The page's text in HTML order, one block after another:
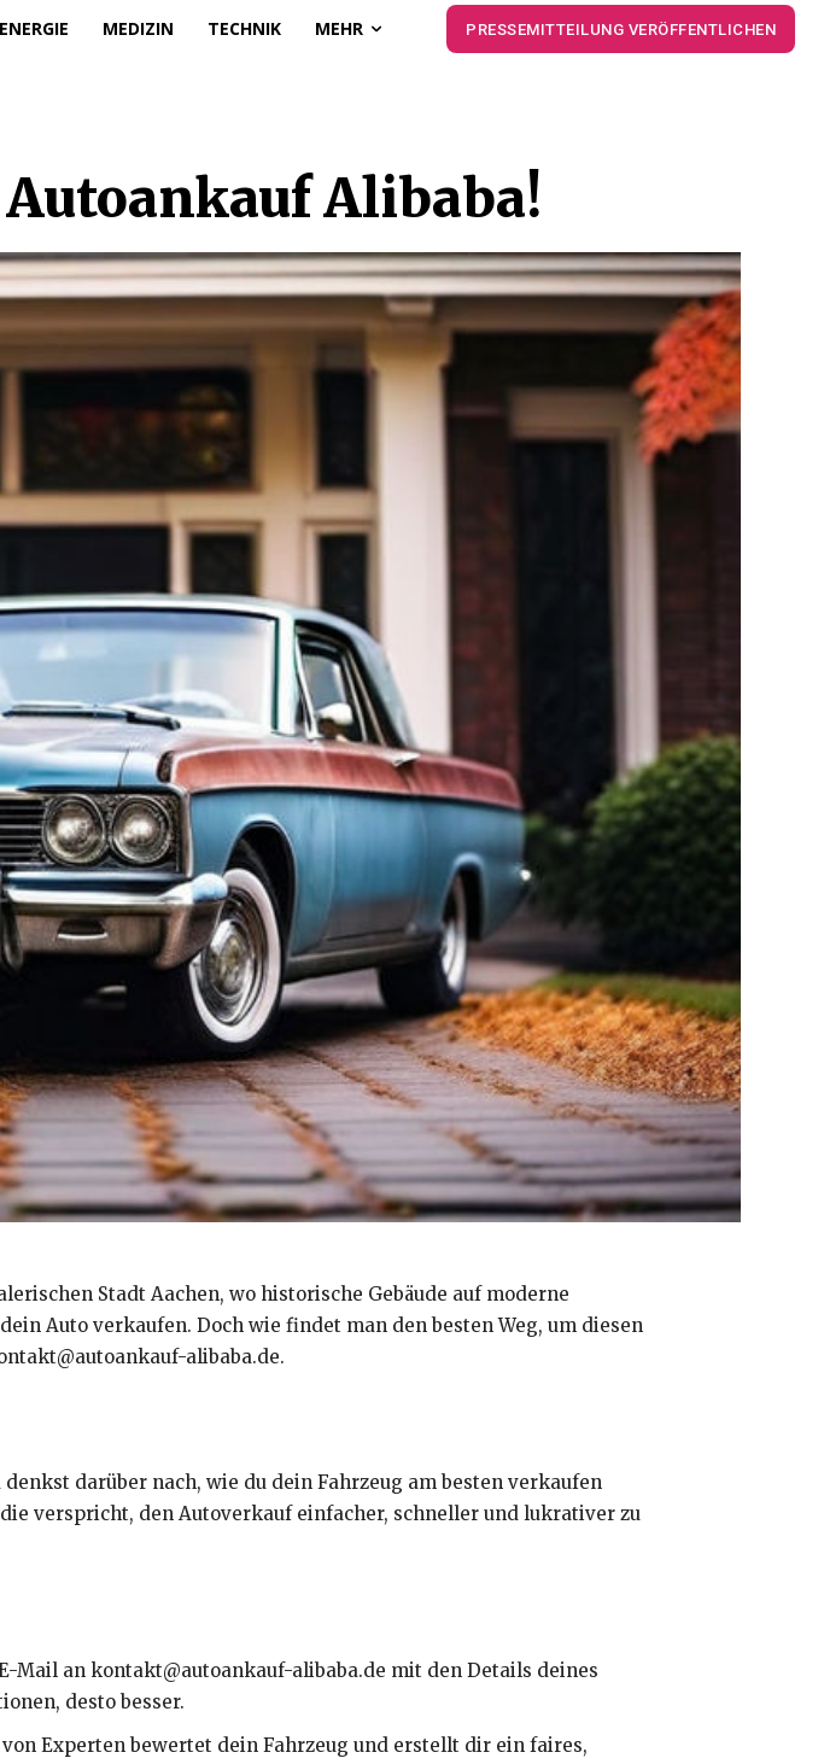
ENERGIE MEDIZIN TECHNIK MEHR PRESSEMITTEILUNG VERÖFFENTLICHEN
Alibaba!
Stadt Aachen, wo historische Gebäude auf moderne
Auto verkaufen. Doch wie findet man den besten Weg, um diesen
alibaba.de.
darüber nach, wie du dein Fahrzeug am besten verkaufen
verspricht, den Autoverkauf einfacher, schneller und lukrativer zu
Mail an kontakt@autoankauf-alibaba.de mit den Details deines
desto besser.
Experten bewertet dein Fahrzeug und erstellt dir ein faires,